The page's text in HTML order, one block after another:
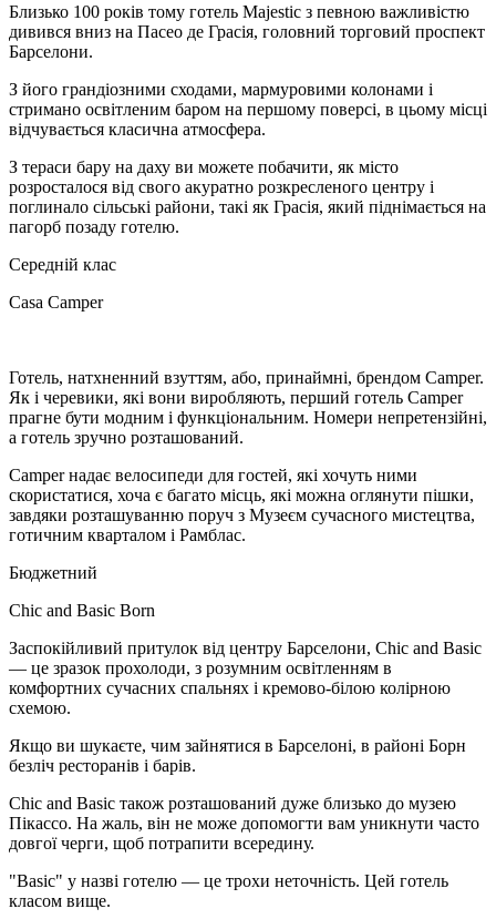
Близько 100 років тому готель Majestic з певною важливістю
дивився вниз на Пасео де Грасія, головний торговий проспект
Барселони.
З його грандіозними сходами, мармуровими колонами і
стримано освітленим баром на першому поверсі, в цьому місці
відчувається класична атмосфера.
З тераси бару на даху ви можете побачити, як місто
розросталося від свого акуратно розкресленого центру і
поглинало сільські райони, такі як Грасія, який піднімається на
пагорб позаду готелю.
Середній клас
Casa Camper
Готель, натхненний взуттям, або, принаймні, брендом Camper.
Як і черевики, які вони виробляють, перший готель Camper
прагне бути модним і функціональним. Номери непретензійні,
а готель зручно розташований.
Camper надає велосипеди для гостей, які хочуть ними
скористатися, хоча є багато місць, які можна оглянути пішки,
завдяки розташуванню поруч з Музеєм сучасного мистецтва,
готичним кварталом і Рамблас.
Бюджетний
Chic and Basic Born
Заспокійливий притулок від центру Барселони, Chic and Basic
— це зразок прохолоди, з розумним освітленням в
комфортних сучасних спальнях і кремово-білою колірною
схемою.
Якщо ви шукаєте, чим зайнятися в Барселоні, в районі Борн
безліч ресторанів і барів.
Chic and Basic також розташований дуже близько до музею
Пікассо. На жаль, він не може допомогти вам уникнути часто
довгої черги, щоб потрапити всередину.
"Basic" у назві готелю — це трохи неточність. Цей готель
класом вище.